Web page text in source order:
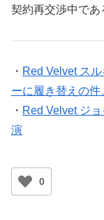
契約再交渉中であ
・ Red Velvet ス
ーに履き替えの件
・ Red Velvet ジ
演
0